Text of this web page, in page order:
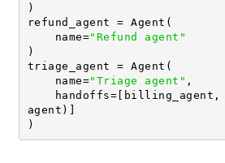
)
refund_agent = Agent(
name="Refund agent"
)
triage_agent = Agent(
name="Triage agent" ,
handoffs=[billing_agent,
agent)]
)